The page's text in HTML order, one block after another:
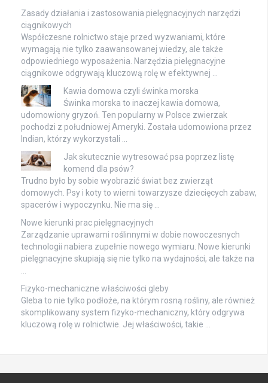
Zasady działania i zastosowania pielęgnacyjnych narzędzi
ciągnikowych
Współczesne rolnictwo staje przed wyzwaniami, które
wymagają nie tylko zaawansowanej wiedzy, ale także
odpowiedniego wyposażenia. Narzędzia pielęgnacyjne
ciągnikowe odgrywają kluczową rolę w efektywnej …
Kawia domowa czyli świnka morska
Świnka morska to inaczej kawia domowa,
udomowiony gryzoń. Ten popularny w Polsce zwierzak
pochodzi z południowej Ameryki. Została udomowiona przez
Indian, którzy wykorzystali …
Jak skutecznie wytresować psa poprzez listę
komend dla psów?
Trudno było by sobie wyobrazić świat bez zwierząt
domowych. Psy i koty to wierni towarzysze dziecięcych zabaw,
spacerów i wypoczynku. Nie ma się …
Nowe kierunki prac pielęgnacyjnych
Zarządzanie uprawami roślinnymi w dobie nowoczesnych
technologii nabiera zupełnie nowego wymiaru. Nowe kierunki
pielęgnacyjne skupiają się nie tylko na wydajności, ale także na
Fizyko-mechaniczne właściwości gleby
Gleba to nie tylko podłoże, na którym rosną rośliny, ale również
skomplikowany system fizyko-mechaniczny, który odgrywa
kluczową rolę w rolnictwie. Jej właściwości, takie …